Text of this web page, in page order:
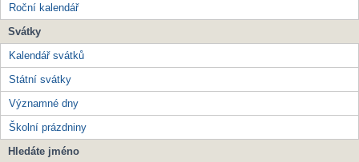
Roční kalendář
Svátky
Kalendář svátků
Státní svátky
Významné dny
Školní prázdniny
Hledáte jméno